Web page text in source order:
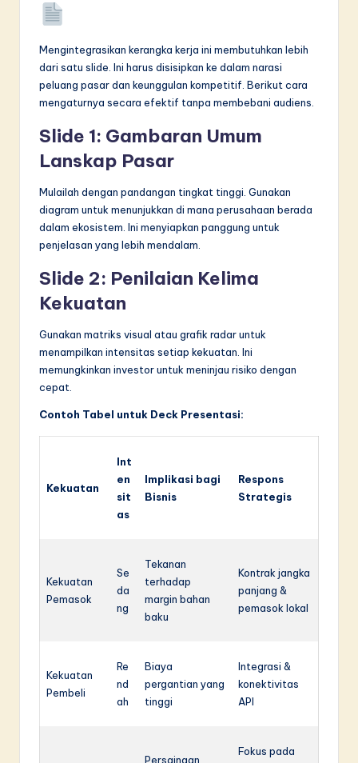
Mengintegrasikan kerangka kerja ini membutuhkan lebih
dari satu slide. Ini harus disisipkan ke dalam narasi
peluang pasar dan keunggulan kompetitif. Berikut cara
mengaturnya secara efektif tanpa membebani audiens.
Slide 1: Gambaran Umum
Lanskap Pasar
Mulailah dengan pandangan tingkat tinggi. Gunakan
diagram untuk menunjukkan di mana perusahaan berada
dalam ekosistem. Ini menyiapkan panggung untuk
penjelasan yang lebih mendalam.
Slide 2: Penilaian Kelima
Kekuatan
Gunakan matriks visual atau grafik radar untuk
menampilkan intensitas setiap kekuatan. Ini
memungkinkan investor untuk meninjau risiko dengan
cepat.
Contoh Tabel untuk Deck Presentasi:
Kekuatan
Int
en
sit
as
Implikasi bagi
Bisnis
Respons
Strategis
Kekuatan
Pemasok
Se
da
ng
Tekanan
terhadap
margin bahan
baku
Kontrak jangka
panjang &
pemasok lokal
Kekuatan
Pembeli
Re
nd
ah
Biaya
pergantian yang
tinggi
Integrasi &
konektivitas
API
Persaingan
Fokus pada